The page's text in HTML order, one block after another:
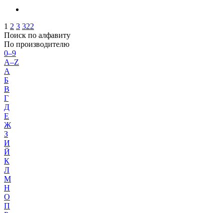
1 2 3 322
Поиск по алфавиту
По производителю
0–9
A–Z
А
Б
В
Г
Д
Е
Ж
З
И
Й
К
Л
М
Н
О
П